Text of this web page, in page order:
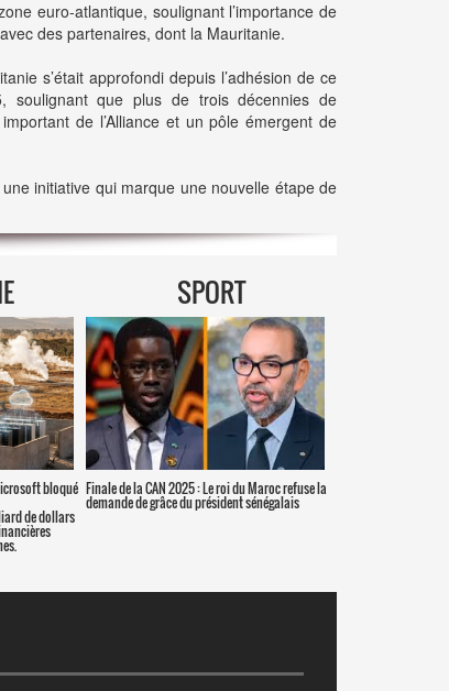
euro-atlantique, soulignant l’importance de
des partenaires, dont la Mauritanie.
s’était approfondi depuis l’adhésion de ce
soulignant que plus de trois décennies de
de l’Alliance et un pôle émergent de
initiative qui marque une nouvelle étape de
SPORT
bloqué
de dollars
Finale de la CAN 2025 : Le roi du Maroc refuse la
demande de grâce du président sénégalais